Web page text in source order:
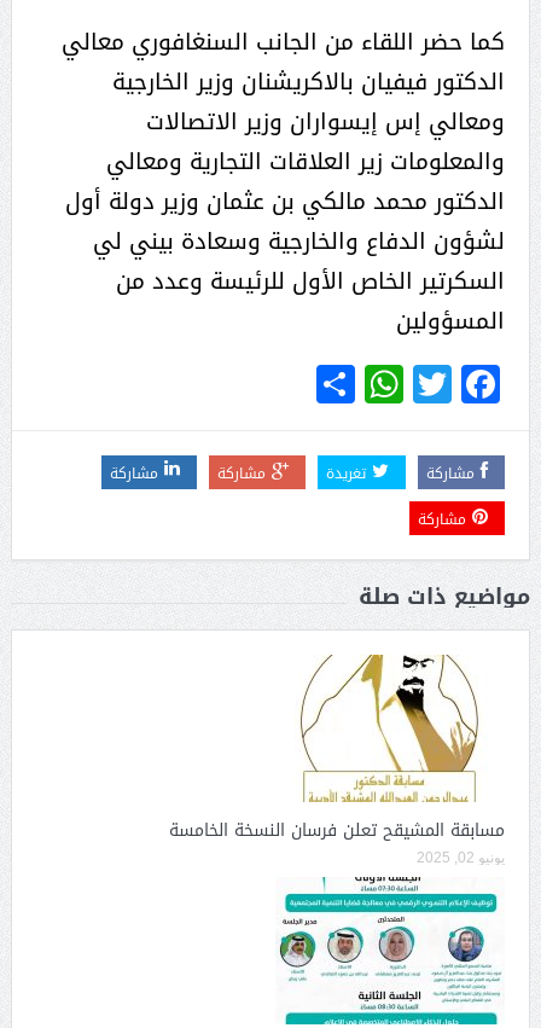
كما حضر اللقاء من الجانب السنغافوري معالي
الدكتور فيفيان بالاكريشنان وزير الخارجية
ومعالي إس إيسواران وزير الاتصالات
والمعلومات زير العلاقات التجارية ومعالي
الدكتور محمد مالكي بن عثمان وزير دولة أول
لشؤون الدفاع والخارجية وسعادة بيني لي
السكرتير الخاص الأول للرئيسة وعدد من
المسؤولين
Facebook
Twitter
WhatsApp
Share
مشاركة تغريدة مشاركة
مشاركة
مشاركة
مواضيع ذات صلة
مسابقة المشيقح تعلن فرسان النسخة الخامسة
يونيو 02, 2025